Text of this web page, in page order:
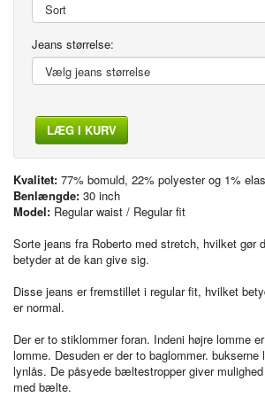
Jeans størrelse:
LÆG I KURV
Kvalitet: 77% bomuld, 22% polyester og 1%
Benlængde: 30 inch
Model: Regular waist / Regular fit
Sorte jeans fra Roberto med stretch, hvilket gør
betyder at de kan give sig.
Disse jeans er fremstillet i regular fit, hvilket
er normal.
Der er to stiklommer foran. Indeni højre lomme
lomme. Desuden er der to baglommer.
lynlås. De påsyede bæltestropper giver
med bælte.